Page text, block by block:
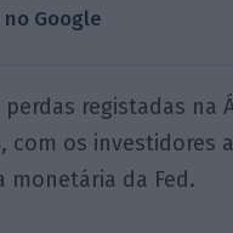
Google
registadas na
, com os investidores
da Fed.